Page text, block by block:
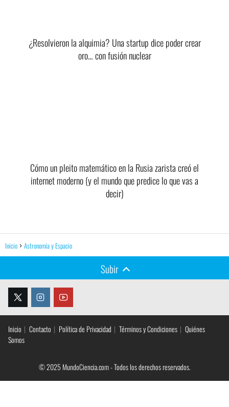
¿Resolvieron la alquimia? Una startup dice poder crear
oro… con fusión nuclear
Cómo un pleito matemático en la Rusia zarista creó el
internet moderno (y el mundo que predice lo que vas a
decir)
Inicio Astronomía y Espacio
Subir
Inicio Contacto Política de Privacidad Términos y Condiciones
Quiénes
Somos
© 2025 MundoCiencia.com - Todos los derechos reservados.